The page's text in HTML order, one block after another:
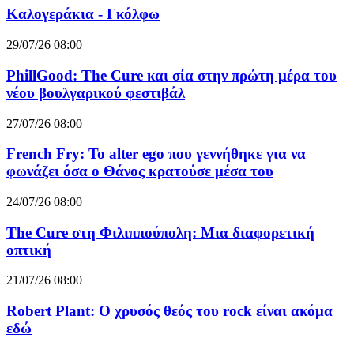
Καλογεράκια - Γκόλφω
29/07/26 08:00
PhillGood: The Cure και σία στην πρώτη μέρα του
νέου βουλγαρικού φεστιβάλ
27/07/26 08:00
French Fry: Το alter ego που γεννήθηκε για να
φωνάζει όσα ο Θάνος κρατούσε μέσα του
24/07/26 08:00
The Cure στη Φιλιππούπολη: Μια διαφορετική
οπτική
21/07/26 08:00
Robert Plant: Ο χρυσός θεός του rock είναι ακόμα
εδώ